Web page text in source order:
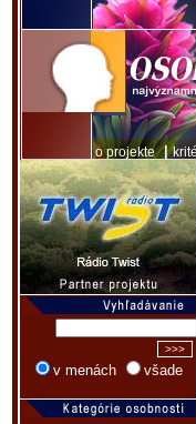
o projekte|
v menách všade